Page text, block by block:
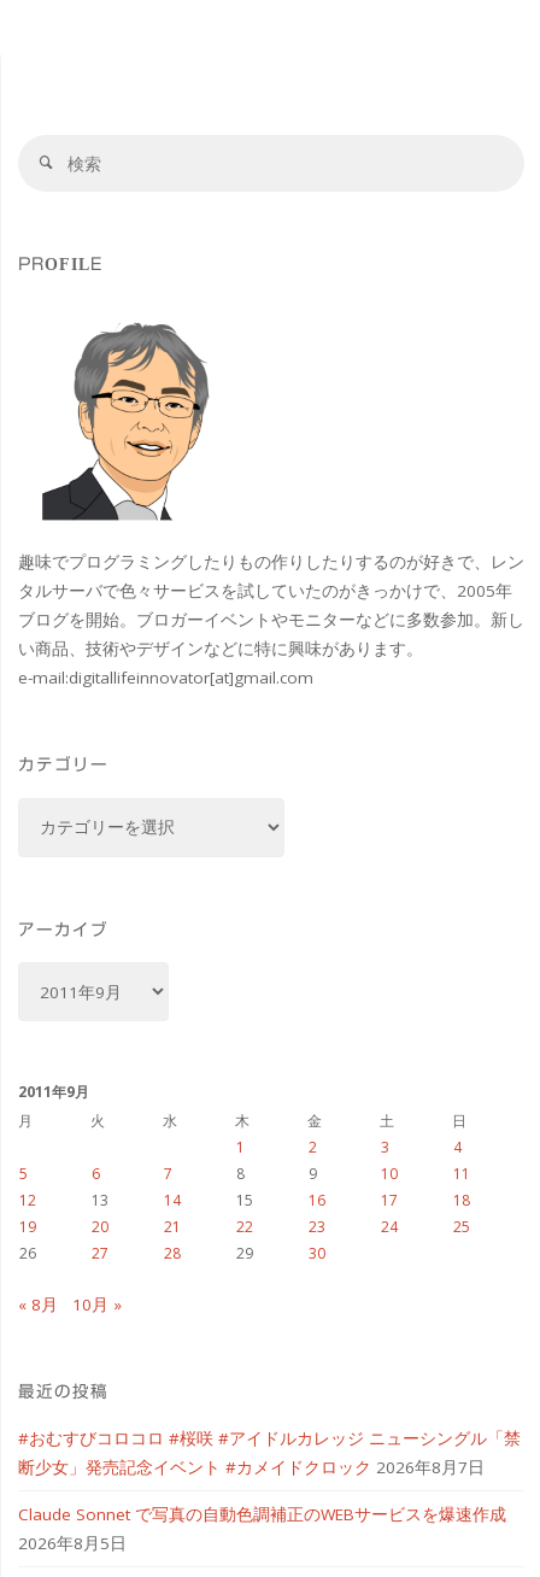
す
な
ら
高
細
な
３
検
PROFILE
趣味でプログラミングしたりもの作りしたりするのが好きで、レン
タルサーバで色々サービスを試していたのがきっかけで、2005年
ブログを開始。ブロガーイベントやモニターなどに多数参加。新し
い商品、技術やデザインなどに特に興味があります。
e-mail:digitallifeinnovator[at]gmail.com
カテゴリー
ー
アーカイブ
ブ
2011年9月
月
火 水 木 金 土
日
1
2 3
4
5
6 7 8 9 10
11
12
13 14 15 16 17
18
19
20 21 22 23 24
25
26
27 28 29 30
« 8月 10月 »
最近の投稿
#おむすびコロコロ #桜咲 #アイドルカレッジ ニューシングル「禁
断少女」発売記念イベント #カメイドクロック 2026年8月7日
Claude Sonnet で写真の自動色調補正のWEBサービスを爆速作成
2026年8月5日